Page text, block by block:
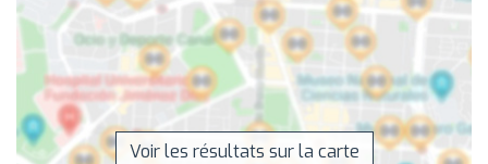
Voir les résultats sur la carte